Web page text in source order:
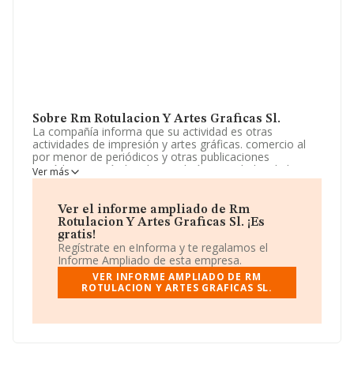
Sobre Rm Rotulacion Y Artes Graficas Sl.
La compañía informa que su actividad es otras
actividades de impresión y artes gráficas. comercio al
por menor de periódicos y otras publicaciones
periódicas y artículos de papelería. actividades de las
agencias de publicidad. La empresa es una Sociedad
impresión y artes gráficas' con código 1812. La
compañía no tiene actividad en mercados exteriores.
La compañíaRm Rotulacion y Artes Graficas S.L
con NIF B27550664, tiene domicilio fiscal en Paseo
Menendez Pelayo Km 37 Esc C Piso 5 Iz, (39700), en el
municipio de Castro-urdiales, Cantabria.
sobre 22.132 compañías, a nivel nacional la facturación
Ver más
Ver el informe ampliado de Rm
Rotulacion Y Artes Graficas Sl. ¡Es
gratis!
Regístrate en eInforma y te regalamos el
Informe Ampliado de esta empresa.
VER INFORME AMPLIADO DE RM
ROTULACION Y ARTES GRAFICAS SL.